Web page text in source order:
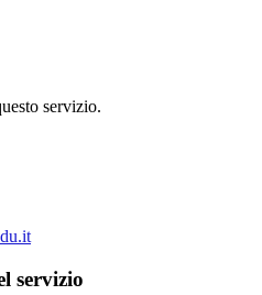
servizio.
servizio